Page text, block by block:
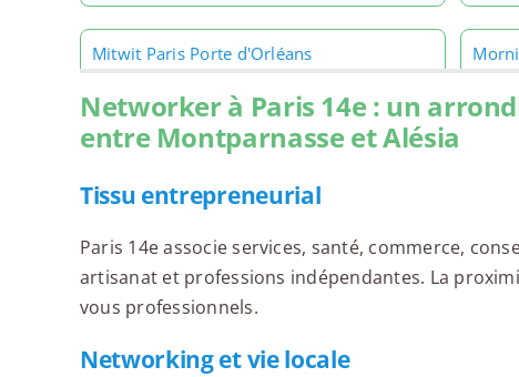
Mitwit Paris Porte d'Orléans
Morning Paris 14
Networker à Paris 14e : un
entre Montparnasse et Alésia
Tissu entrepreneurial
Paris 14e associe services, santé, commerce,
artisanat et professions indépendantes. La
vous professionnels.
Networking et vie locale